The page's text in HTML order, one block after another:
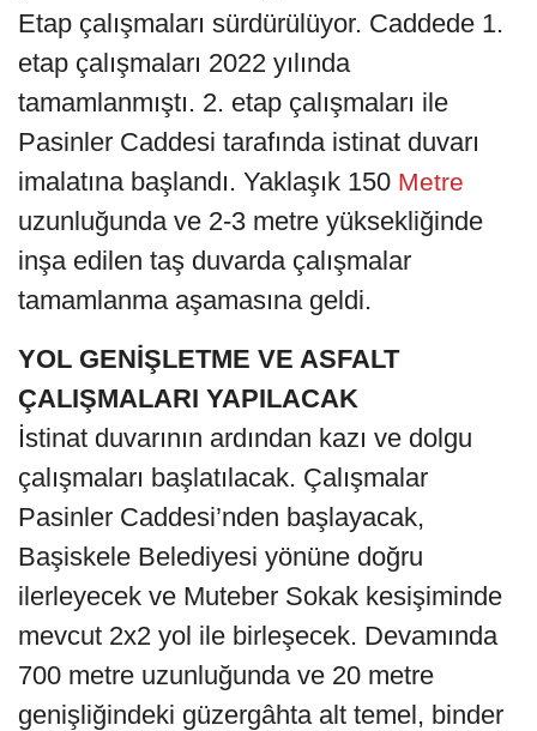
Etap çalışmaları sürdürülüyor. Caddede 1.
etap çalışmaları 2022 yılında
tamamlanmıştı. 2. etap çalışmaları ile
Pasinler Caddesi tarafında istinat duvarı
imalatına başlandı. Yaklaşık 150 Metre
uzunluğunda ve 2-3 metre yüksekliğinde
inşa edilen taş duvarda çalışmalar
tamamlanma aşamasına geldi.
YOL GENİŞLETME VE ASFALT
ÇALIŞMALARI YAPILACAK
İstinat duvarının ardından kazı ve dolgu
çalışmaları başlatılacak. Çalışmalar
Pasinler Caddesi’nden başlayacak,
Başiskele Belediyesi yönüne doğru
ilerleyecek ve Muteber Sokak kesişiminde
mevcut 2x2 yol ile birleşecek. Devamında
700 metre uzunluğunda ve 20 metre
genişliğindeki güzergâhta alt temel, binder